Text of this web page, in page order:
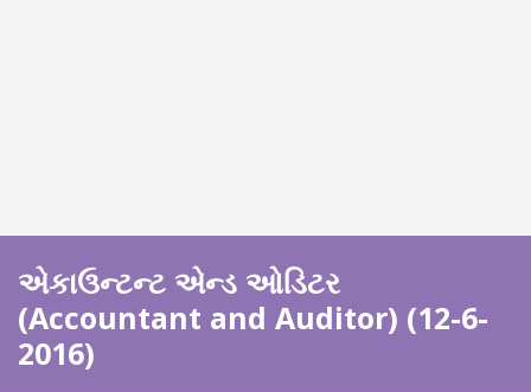
એકાઉન્ટન્ટ એન્ડ ઓડિટર
(Accountant and Auditor) (12-6-
2016)